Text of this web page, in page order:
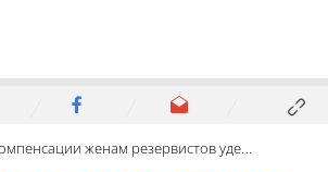
женам резервистов удержали 25%. Почему?»